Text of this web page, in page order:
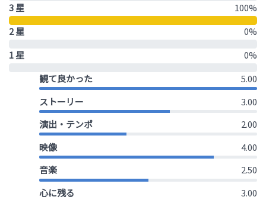
3 星
100%
2 星
0%
1 星
0%
観て良かった
5.00
ストーリー
3.00
演出・テンポ
2.00
映像
4.00
音楽
2.50
心に残る
3.00